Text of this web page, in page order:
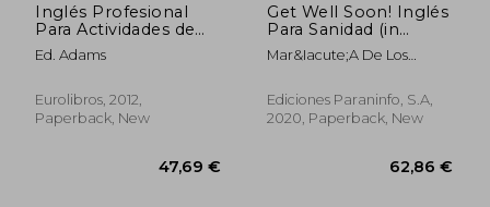
Inglés Profesional
Para Actividades de
Venta: Certificado de
Profesionalidad
(in Spanish)
Ed. Adams
Eurolibros, 2012,
Paperback, New
Get Well Soon! Inglés
Para Sanidad (in
Spanish)
Mar&Iacute;A De Los
Garc&Iacute;A
Ediciones Paraninfo, S.A,
2020, Paperback, New